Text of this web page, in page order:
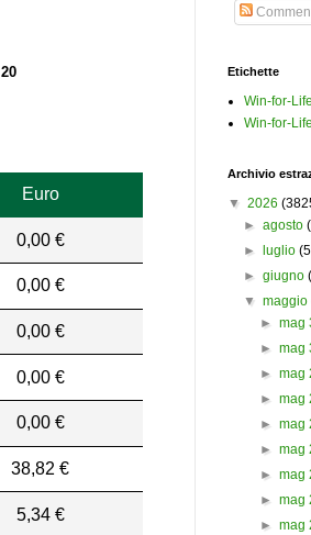
Euro
0,00 €
0,00 €
0,00 €
0,00 €
0,00 €
38,82 €
5,34 €
Etichette
Win-for-
Win-for-
Archivio
▼ 2026
►agosto
►
luglio
►giugno
▼ maggio
► mag
► mag
► mag
► mag
► mag
► mag
► mag
► mag
► mag